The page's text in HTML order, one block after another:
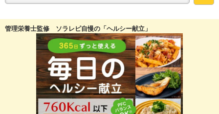
管理栄養士監修 ソラレピ自慢の「ヘルシー献立」